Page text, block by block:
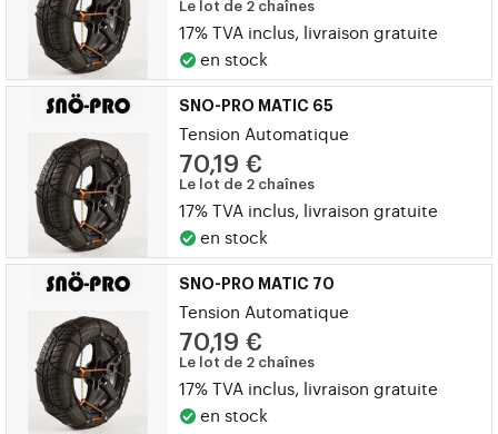
Le lot de 2 chaînes
17% TVA inclus, livraison gratuite
en stock
SNO-PRO MATIC 65
Tension Automatique
70,19 €
Le lot de 2 chaînes
17% TVA inclus, livraison gratuite
en stock
SNO-PRO MATIC 70
Tension Automatique
70,19 €
Le lot de 2 chaînes
17% TVA inclus, livraison gratuite
en stock